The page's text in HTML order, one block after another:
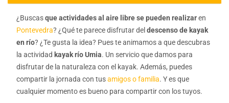
¿Buscasque actividades al aire libre se pueden realizaren
Pontevedra? ¿Qué te parece disfrutar del descenso de kayak
en río? ¿Te gusta la idea? Pues te animamos a que descubras
la actividad kayak río Umia. Un servicio que damos para
disfrutar de la naturaleza con el kayak. Además, puedes
compartir la jornada con tusamigos o familia. Y es que
cualquier momento es bueno para compartir con los tuyos.